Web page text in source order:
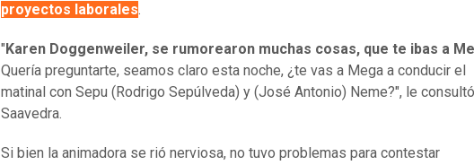
proyectos laborales.
" Karen Doggenweiler, se rumorearon muchas cosas, que te ibas a
Quería preguntarte, seamos claro esta noche, ¿te vas a Mega a conducir el
matinal con Sepu (Rodrigo Sepúlveda) y (José Antonio) Neme?", le consultó
Saavedra.
Si bien la animadora se rió nerviosa, no tuvo problemas para contestar